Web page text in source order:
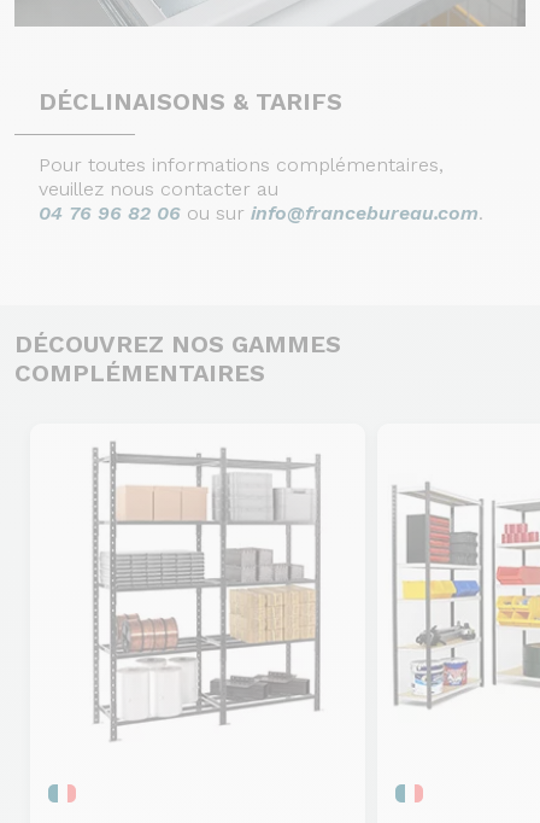
DÉCLINAISONS & TARIFS
Pour toutes informations complémentaires,
veuillez nous contacter au
04 76 96 82 06 ou sur info@francebureau.com.
DÉCOUVREZ NOS GAMMES
COMPLÉMENTAIRES